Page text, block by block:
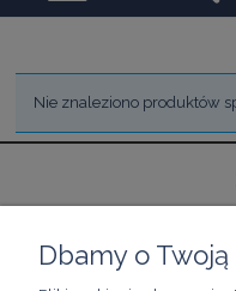
Nie znaleziono produktów
Dbamy o